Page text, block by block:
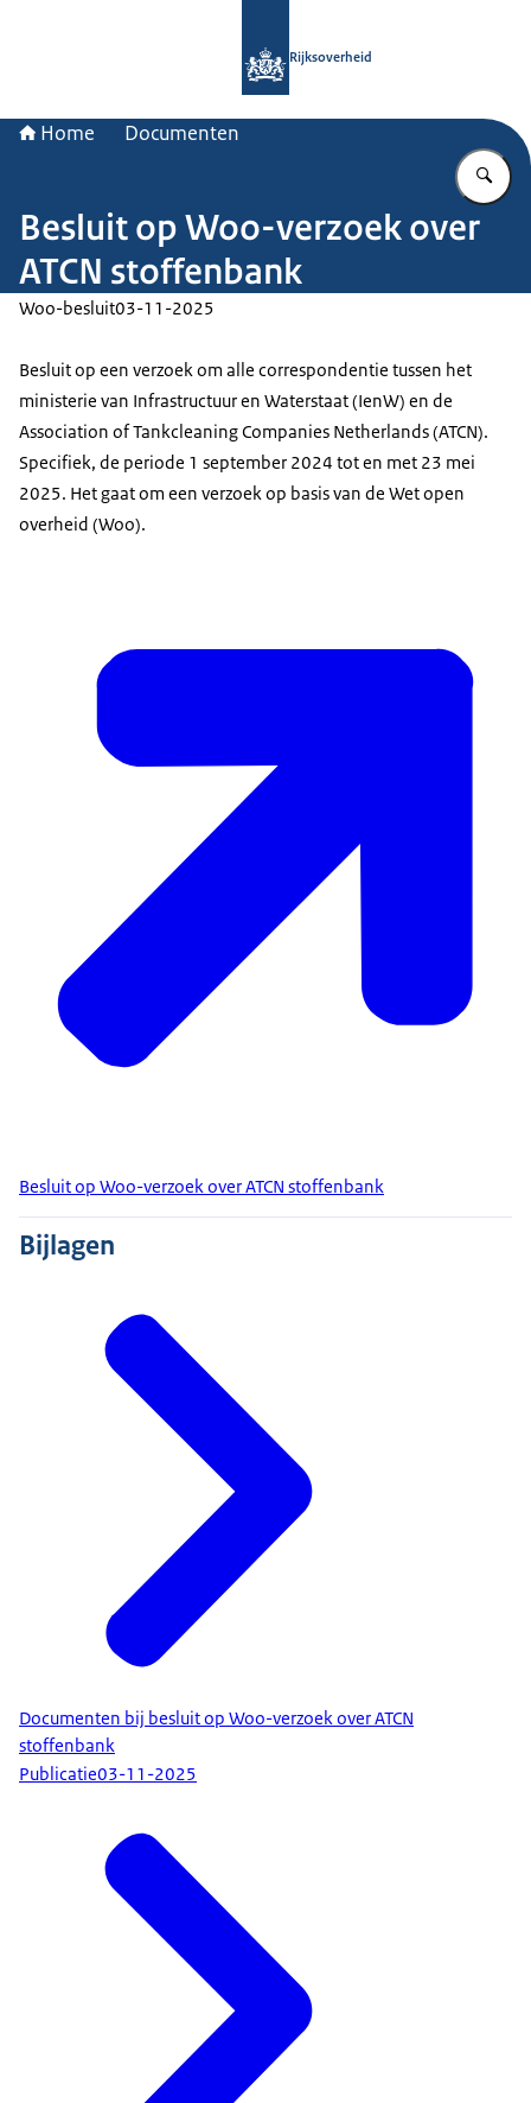
Rijksoverheid
Home Documenten
Besluit op Woo-verzoek over
ATCN stoffenbank
Woo-besluit03-11-2025
Besluit op een verzoek om alle correspondentie tussen het
ministerie van Infrastructuur en Waterstaat (IenW) en de
Association of Tankcleaning Companies Netherlands (ATCN).
Specifiek, de periode 1 september 2024 tot en met 23 mei
2025. Het gaat om een verzoek op basis van de Wet open
overheid (Woo).
Besluit op Woo-verzoek over ATCN stoffenbank
Bijlagen
Documenten bij besluit op Woo-verzoek over ATCN
stoffenbank
Publicatie03-11-2025